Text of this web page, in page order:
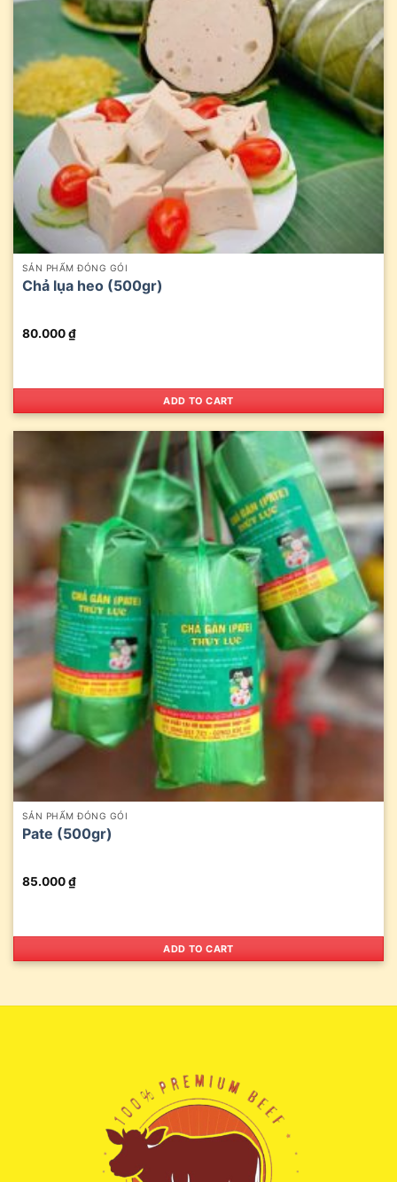
SẢN PHẨM ĐÓNG GÓI
Chả lụa heo (500gr)
80.000₫
ADD TO CART
SẢN PHẨM ĐÓNG GÓI
Pate (500gr)
85.000₫
ADD TO CART